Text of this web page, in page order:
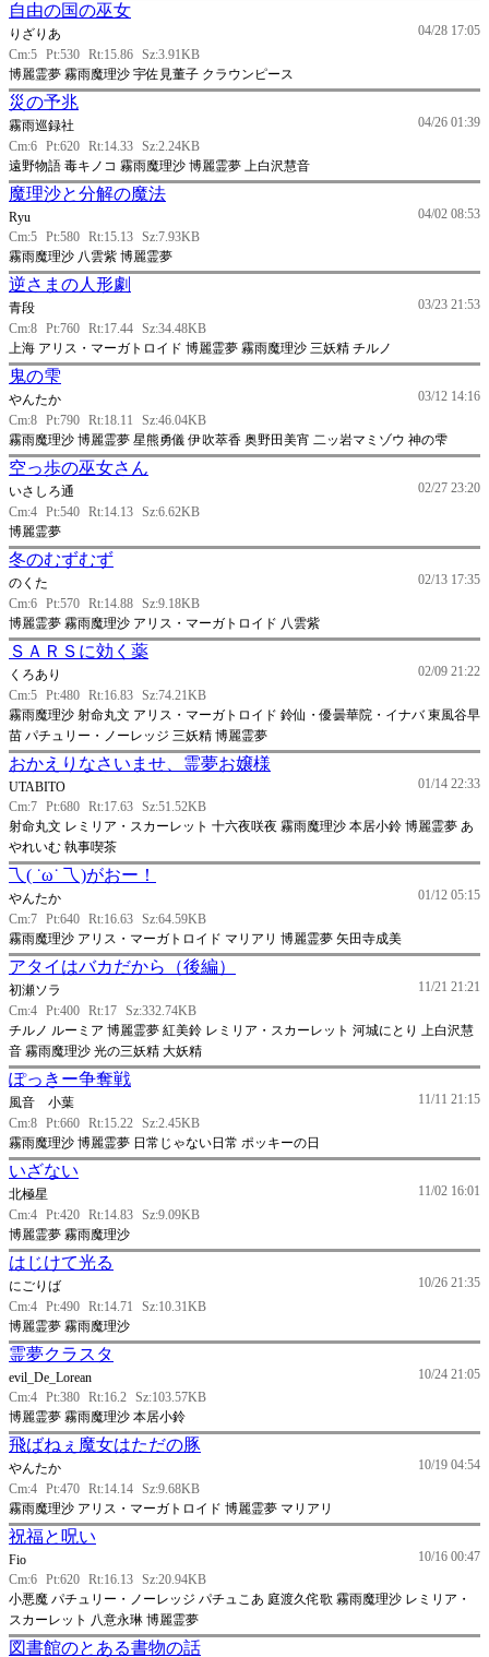
自由の国の巫女
04/28 17:05
りざりあ
Cm:5 Pt:530 Rt:15.86 Sz:3.91KB
博麗霊夢 霧雨魔理沙 宇佐見董子 クラウンピース
災の予兆
04/26 01:39
霧雨巡録社
Cm:6 Pt:620 Rt:14.33 Sz:2.24KB
遠野物語 毒キノコ 霧雨魔理沙 博麗霊夢 上白沢慧音
魔理沙と分解の魔法
04/02 08:53
Ryu
Cm:5 Pt:580 Rt:15.13 Sz:7.93KB
霧雨魔理沙 八雲紫 博麗霊夢
逆さまの人形劇
03/23 21:53
青段
Cm:8 Pt:760 Rt:17.44 Sz:34.48KB
上海 アリス・マーガトロイド 博麗霊夢 霧雨魔理沙 三妖精 チルノ
鬼の雫
03/12 14:16
やんたか
Cm:8 Pt:790 Rt:18.11
Sz:46.04KB
霧雨魔理沙 博麗霊夢 星熊勇儀 伊吹萃香 奥野田美宵 二ッ岩マミゾウ 神の雫
空っ歩の巫女さん
02/27 23:20
いさしろ通
Cm:4 Pt:540 Rt:14.13 Sz:6.62KB
博麗霊夢
冬のむずむず
02/13 17:35
のくた
Cm:6 Pt:570 Rt:14.88 Sz:9.18KB
博麗霊夢 霧雨魔理沙 アリス・マーガトロイド 八雲紫
ＳＡＲＳに効く薬
02/09 21:22
くろあり
Cm:5 Pt:480 Rt:16.83 Sz:74.21KB
霧雨魔理沙 射命丸文 アリス・マーガトロイド 鈴仙・優曇華院・イナバ 東風谷早
苗 パチュリー・ノーレッジ 三妖精 博麗霊夢
おかえりなさいませ、霊夢お嬢様
01/14 22:33
UTABITO
Cm:7 Pt:680 Rt:17.63 Sz:51.52KB
射命丸文 レミリア・スカーレット 十六夜咲夜 霧雨魔理沙 本居小鈴 博麗霊夢 あ
やれいむ 執事喫茶
乁( ˙ω˙ 乁)がおー！
01/12 05:15
やんたか
Cm:7 Pt:640 Rt:16.63 Sz:64.59KB
霧雨魔理沙 アリス・マーガトロイド マリアリ 博麗霊夢 矢田寺成美
アタイはバカだから（後編）
11/21 21:21
初瀬ソラ
Cm:4 Pt:400 Rt:17 Sz:332.74KB
チルノ ルーミア 博麗霊夢 紅美鈴 レミリア・スカーレット 河城にとり 上白沢慧
音 霧雨魔理沙 光の三妖精 大妖精
ぽっきー争奪戦
11/11 21:15
風音 小葉
Cm:8 Pt:660 Rt:15.22 Sz:2.45KB
霧雨魔理沙 博麗霊夢 日常じゃない日常 ポッキーの日
いざない
11/02 16:01
北極星
Cm:4 Pt:420 Rt:14.83 Sz:9.09KB
博麗霊夢 霧雨魔理沙
はじけて光る
10/26 21:35
にごりば
Cm:4 Pt:490 Rt:14.71
Sz:10.31KB
博麗霊夢 霧雨魔理沙
霊夢クラスタ
10/24 21:05
evil_De_Lorean
Cm:4 Pt:380 Rt:16.2 Sz:103.57KB
博麗霊夢 霧雨魔理沙 本居小鈴
飛ばねぇ魔女はただの豚
10/19 04:54
やんたか
Cm:4 Pt:470 Rt:14.14 Sz:9.68KB
霧雨魔理沙 アリス・マーガトロイド 博麗霊夢 マリアリ
祝福と呪い
10/16 00:47
Fio
Cm:6 Pt:620 Rt:16.13 Sz:20.94KB
小悪魔 パチュリー・ノーレッジ パチュこあ 庭渡久侘歌 霧雨魔理沙 レミリア・
スカーレット 八意永琳 博麗霊夢
図書館のとある書物の話